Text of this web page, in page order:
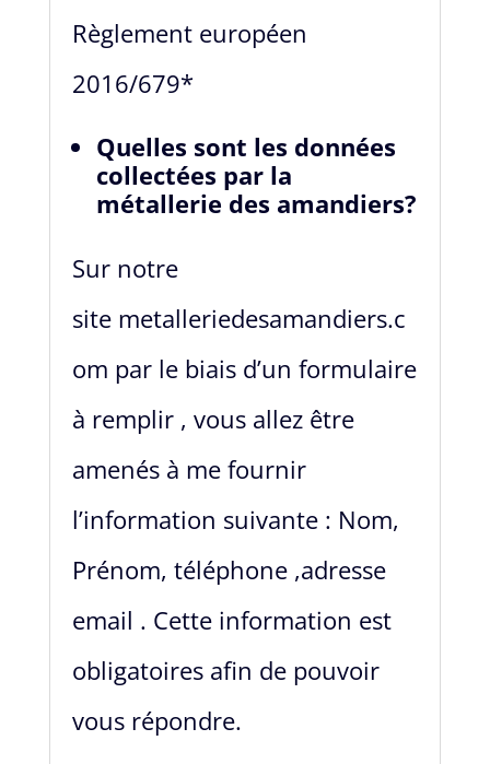
Règlement européen
2016/679*
Quelles sont les données
collectées par la
métallerie des amandiers?
Sur notre
sitemetalleriedesamandiers.c
om par le biais d’un formulaire
à remplir , vous allez être
amenés à me fournir
l’information suivante : Nom,
Prénom, téléphone ,adresse
email . Cette information est
obligatoires afin de pouvoir
vous répondre.